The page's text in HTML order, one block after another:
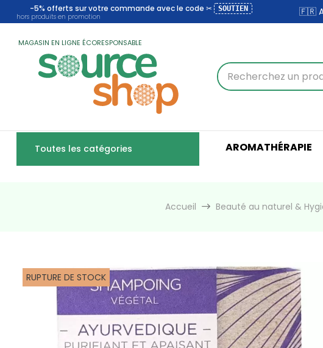
-5% offerts sur votre commande avec le code ✂ SOUTIEN
hors produits en promotion 🇫🇷
MAGASIN EN LIGNE ÉCORESPONSABLE
Toutes les catégories AROMATHÉRAPIE
Accueil Beauté au naturel &
RUPTURE DE STOCK